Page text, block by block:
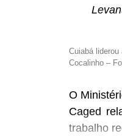
23.732,
digitais de
De
Cuiabá
Cocalinho –
O
Caged
trabalho